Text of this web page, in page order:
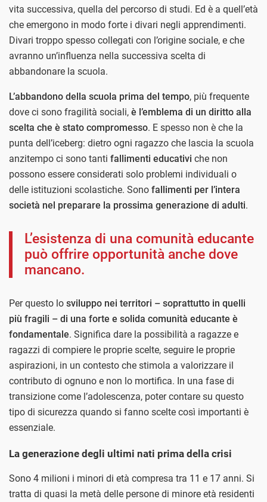
vita successiva, quella del percorso di studi. Ed è a quell’età
che emergono in modo forte i divari negli apprendimenti.
Divari troppo spesso collegati con l’origine sociale, e che
avranno un’influenza nella successiva scelta di
abbandonare la scuola.
L’abbandono della scuola prima del tempo, più frequente
dove ci sono fragilità sociali, è l’emblema di un diritto alla
scelta che è stato compromesso. E spesso non è che la
punta dell’iceberg: dietro ogni ragazzo che lascia la scuola
anzitempo ci sono tanti fallimenti educativi che non
possono essere considerati solo problemi individuali o
delle istituzioni scolastiche. Sono fallimenti per l’intera
società nel preparare la prossima generazione di adulti.
L’esistenza di una comunità educante
può offrire opportunità anche dove
mancano.
Per questo lo sviluppo nei territori – soprattutto in quelli
più fragili – di una forte e solida comunità educante è
fondamentale. Significa dare la possibilità a ragazze e
ragazzi di compiere le proprie scelte, seguire le proprie
aspirazioni, in un contesto che stimola a valorizzare il
contributo di ognuno e non lo mortifica. In una fase di
transizione come l’adolescenza, poter contare su questo
tipo di sicurezza quando si fanno scelte così importanti è
essenziale.
La generazione degli ultimi nati prima della crisi
Sono 4 milioni i minori di età compresa tra 11 e 17 anni. Si
tratta di quasi la metà delle persone di minore età residenti